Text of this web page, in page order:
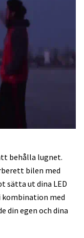
behålla lugnet.
bilen med
sätta ut dina LED
kombination med
din egen och dina